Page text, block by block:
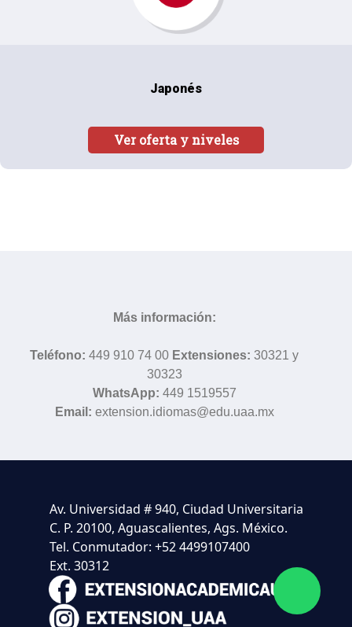
Japonés
Ver oferta y niveles
Más información:
Teléfono:449 910 74 00 Extensiones:30321 y
30323
WhatsApp: 449 1519557
Email: extension.idiomas@edu.uaa.mx
Av. Universidad # 940, Ciudad Universitaria
C. P. 20100, Aguascalientes, Ags. México.
Tel. Conmutador: +52 4499107400
Ext. 30312